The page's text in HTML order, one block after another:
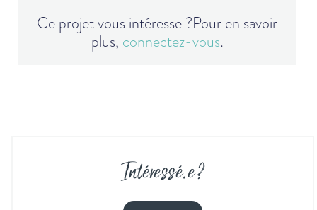
Ce projet vous intéresse ?Pour en savoir
plus, connectez-vous.
Intéressé.e ?